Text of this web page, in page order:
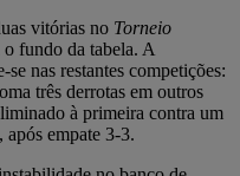
vitórias no Torneio
fundo da tabela. A
nas restantes competições:
três derrotas em outros
à primeira contra um
empate 3-3.